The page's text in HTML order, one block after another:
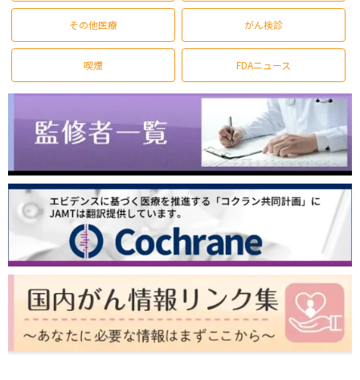
その他医療 がん検診
喫煙 FDAニュース